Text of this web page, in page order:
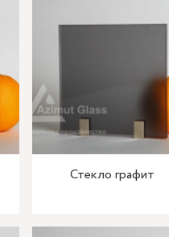
Стекло графит